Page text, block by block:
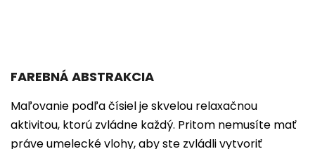
FAREBNÁ ABSTRAKCIA
Maľovanie podľa čísiel je skvelou relaxačnou
aktivitou, ktorú zvládne každý. Pritom nemusíte mať
práve umelecké vlohy, aby ste zvládli vytvoriť